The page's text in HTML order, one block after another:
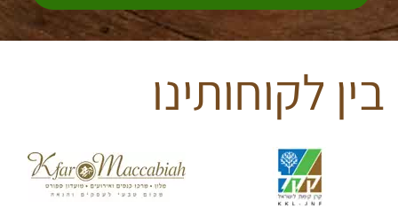
בין לקוחותינו